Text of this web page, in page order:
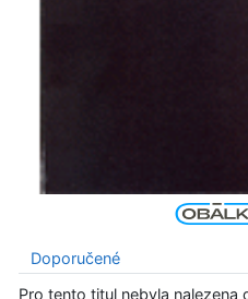
Doporučené
Pro tento titul nebyla nalezena